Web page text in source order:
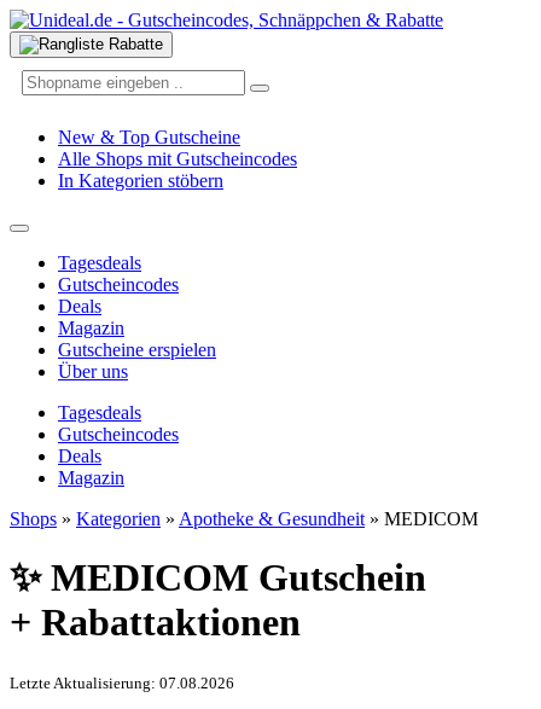
New & Top Gutscheine
Alle Shops mit Gutscheincodes
In Kategorien stöbern
Tagesdeals
Gutscheincodes
Deals
Magazin
Gutscheine erspielen
Über uns
Tagesdeals
Gutscheincodes
Deals
Magazin
Shops » Kategorien » Apotheke & Gesundheit » MEDICOM
✨ MEDICOM Gutschein
+ Rabattaktionen
Letzte Aktualisierung: 07.08.2026